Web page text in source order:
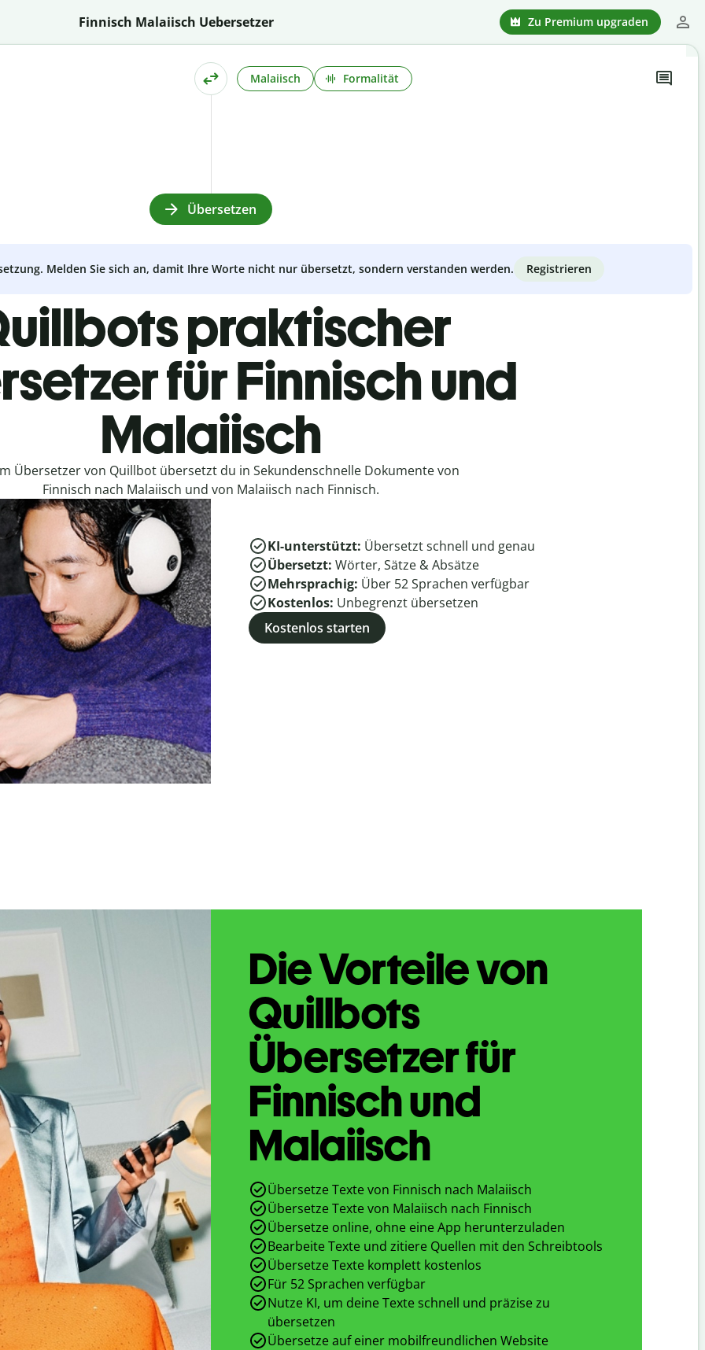
Finnisch Malaiisch Uebersetzer Zu Premium upgraden
Malaiisch Formalität
Übersetzen
Melden Sie sich an, damit Ihre Worte nicht nur übersetzt, sondern verstanden werden. Registrieren
praktischer
für Finnisch und
Malaiisch
Übersetzer von Quillbot übersetzt du in Sekundenschnelle Dokumente von
Finnisch nach Malaiisch und von Malaiisch nach Finnisch.
KI-unterstützt: Übersetzt schnell und genau
Übersetzt: Wörter, Sätze & Absätze
Mehrsprachig: Über 52Sprachen verfügbar
Kostenlos: Unbegrenzt übersetzen
Kostenlos starten
Die Vorteile von
Quillbots
Übersetzer für
Finnisch und
Malaiisch
Übersetze Texte von Finnisch nach Malaiisch
Übersetze Texte von Malaiisch nach Finnisch
Übersetze online, ohne eine App herunterzuladen
Bearbeite Texte und zitiere Quellen mit den Schreibtools
Übersetze Texte komplett kostenlos
Für 52 Sprachen verfügbar
Nutze KI, um deine Texte schnell und präzise zu
übersetzen
Übersetze auf einer mobilfreundlichen Website